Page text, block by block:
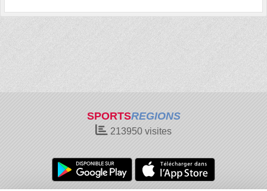
SPORTSREGIONS
213950 visites